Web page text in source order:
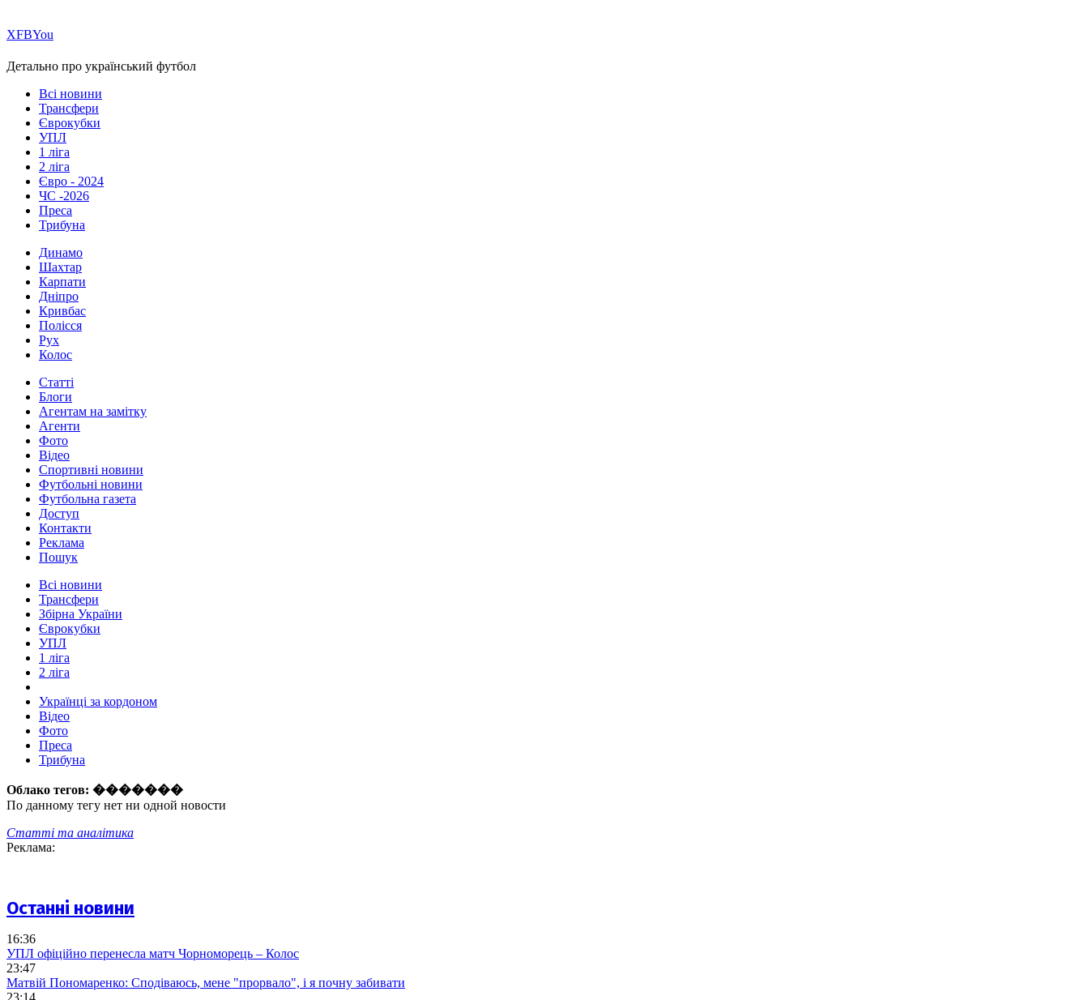
ХFBYou
Детально про український футбол
Всі новини
Трансфери
Єврокубки
УПЛ
1 ліга
2 ліга
Євро - 2024
ЧС -2026
Преса
Трибуна
Динамо
Шахтар
Карпати
Дніпро
Кривбас
Полісся
Рух
Колос
Статті
Блоги
Агентам на замітку
Агенти
Фото
Відео
Спортивні новини
Футбольні новини
Футбольна газета
Доступ
Контакти
Реклама
Пошук
Всі новини
Трансфери
Збірна України
Єврокубки
УПЛ
1 ліга
2 ліга
Українці за кордоном
Відео
Фото
Преса
Трибуна
Облако тегов: �������
По данному тегу нет ни одной новости
Статті та аналітика
Реклама:
Останні новини
16:36
УПЛ офіційно перенесла матч Чорноморець – Колос
23:47
Матвій Пономаренко: Сподіваюсь, мене "прорвало", і я почну забивати
23:14